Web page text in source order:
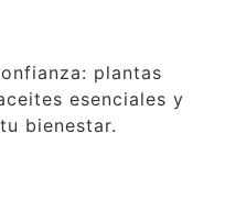
plantas
esenciales y
bienestar.